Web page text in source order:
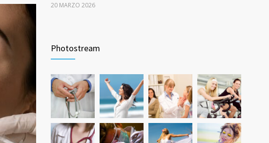
20 MARZO 2026
Quanto dura l’effetto del botox? 531
7 GIUGNO 2026
Photostream